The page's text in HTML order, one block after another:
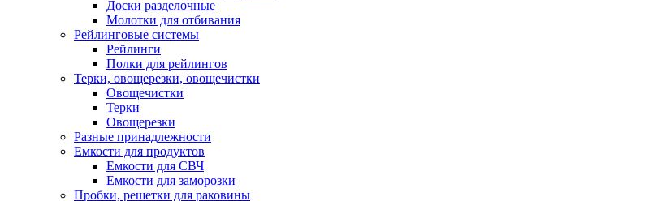
Доски разделочные
Молотки для отбивания
Рейлинговые системы
Рейлинги
Полки для рейлингов
Терки, овощерезки, овощечистки
Овощечистки
Терки
Овощерезки
Разные принадлежности
Емкости для продуктов
Емкости для СВЧ
Емкости для заморозки
Пробки, решетки для раковины